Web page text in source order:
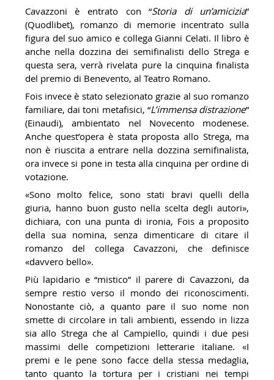
Cavazzoni è entrato con “Storia di un’amicizia”
(Quodlibet), romanzo di memorie incentrato sulla
figura del suo amico e collega Gianni Celati. Il libro è
anche nella dozzina dei semifinalisti dello Strega e
questa sera, verrà rivelata pure la cinquina finalista
del premio di Benevento, al Teatro Romano.
Fois invece è stato selezionato grazie al suo romanzo
familiare, dai toni metafisici, “L’immensa distrazione”
(Einaudi), ambientato nel Novecento modenese.
Anche quest’opera è stata proposta allo Strega, ma
non è riuscita a entrare nella dozzina semifinalista,
ora invece si pone in testa alla cinquina per ordine di
votazione.
«Sono molto felice, sono stati bravi quelli della
giuria, hanno buon gusto nella scelta degli autori»,
dichiara, con una punta di ironia, Fois a proposito
della sua nomina, senza dimenticare di citare il
romanzo del collega Cavazzoni, che definisce
«davvero bello».
Più lapidario e “mistico” il parere di Cavazzoni, da
sempre restio verso il mondo dei riconoscimenti.
Nonostante ciò, a quanto pare il suo nome non
smette di circolare in tali ambienti, essendo in lizza
sia allo Strega che al Campiello, quindi i due pesi
massimi delle competizioni letterarie italiane. «I
premi e le pene sono facce della stessa medaglia,
tanto quanto la tortura per i cristiani nei tempi